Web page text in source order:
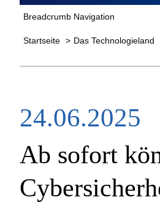
Breadcrumb Navigation
Startseite Das Technologieland
24.06.2025
Ab sofort